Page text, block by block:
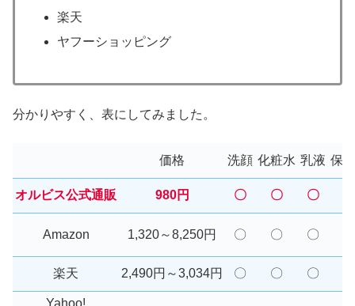
楽天
ヤフーショッピング
分かりやすく、表にしてみました。
価格 洗顔 化粧水 乳液 保
オルビス公式通販 980円 〇 〇 〇
Amazon 1,320～8,250円 〇 〇 〇
楽天 2,490円～3,034円 〇 〇 〇
Yahoo!